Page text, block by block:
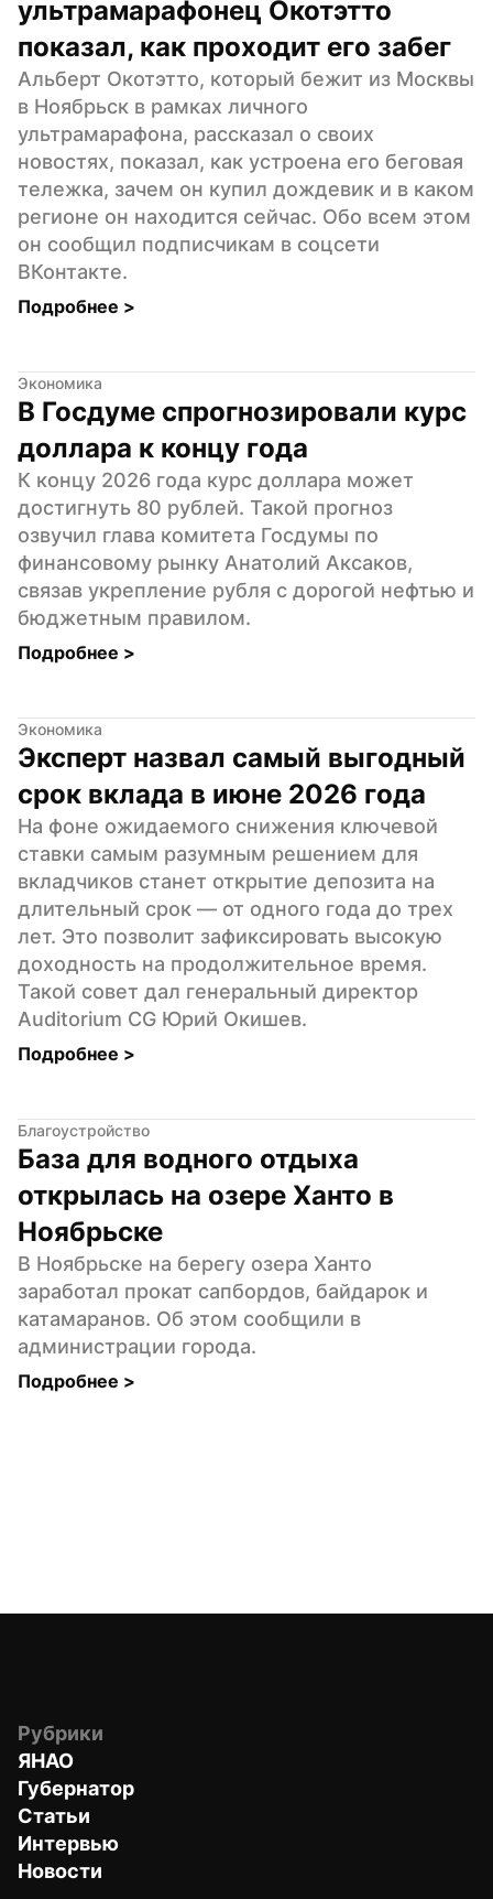
ультрамарафонец Окотэтто
показал, как проходит его забег
Альберт Окотэтто, который бежит из Москвы
в Ноябрьск в рамках личного
ультрамарафона, рассказал о своих
новостях, показал, как устроена его беговая
тележка, зачем он купил дождевик и в каком
регионе он находится сейчас. Обо всем этом
он сообщил подписчикам в соцсети
ВКонтакте.
Подробнее >
Экономика
В Госдуме спрогнозировали курс
доллара к концу года
К концу 2026 года курс доллара может
достигнуть 80 рублей. Такой прогноз
озвучил глава комитета Госдумы по
финансовому рынку Анатолий Аксаков,
связав укрепление рубля с дорогой нефтью и
бюджетным правилом.
Подробнее >
Экономика
Эксперт назвал самый выгодный
срок вклада в июне 2026 года
На фоне ожидаемого снижения ключевой
ставки самым разумным решением для
вкладчиков станет открытие депозита на
длительный срок — от одного года до трех
лет. Это позволит зафиксировать высокую
доходность на продолжительное время.
Такой совет дал генеральный директор
Auditorium CG Юрий Окишев.
Подробнее >
Благоустройство
База для водного отдыха
открылась на озере Ханто в
Ноябрьске
В Ноябрьске на берегу озера Ханто
заработал прокат сапбордов, байдарок и
катамаранов. Об этом сообщили в
администрации города.
Подробнее >
Рубрики
ЯНАО
Губернатор
Статьи
Интервью
Новости